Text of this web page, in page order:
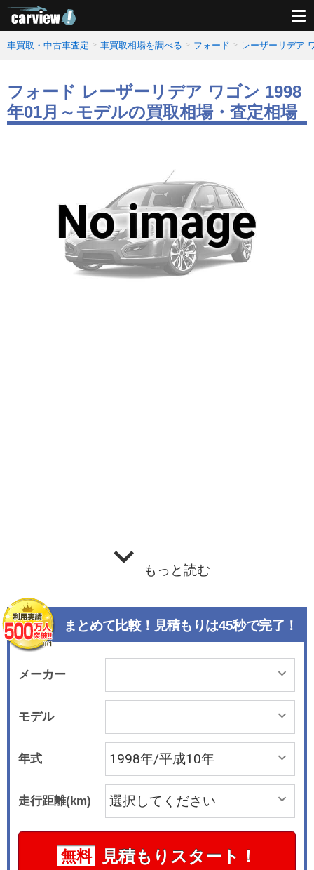
車買取・中古車査定 車買取相場を調べる フォード レーザーリデア
フォード レーザーリデア ワゴン 1998
年01月～モデルの買取相場・査定相場
もっと読む
まとめて比較！見積もりは45秒で完了！
メーカー
モデル
年式
走行距離(km)
無料 見積もりスタート！